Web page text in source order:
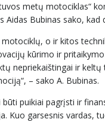
metų motociklas“
Aidas Bubinas sako,
motociklų, o ir kitos
kūrimo ir
nepriekaištingai ir
– sako A. Bubinas.
būti puikiai pagrįsti ir
Kuo garsesnis vardas,